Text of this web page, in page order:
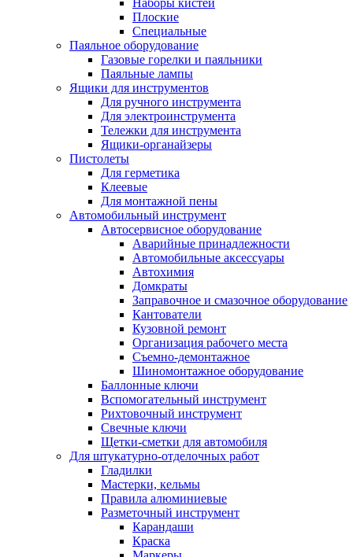
Наборы кистей
Плоские
Специальные
Паяльное оборудование
Газовые горелки и паяльники
Паяльные лампы
Ящики для инструментов
Для ручного инструмента
Для электроинструмента
Тележки для инструмента
Ящики-органайзеры
Пистолеты
Для герметика
Клеевые
Для монтажной пены
Автомобильный инструмент
Автосервисное оборудование
Аварийные принадлежности
Автомобильные аксессуары
Автохимия
Домкраты
Заправочное и смазочное оборудование
Кантователи
Кузовной ремонт
Организация рабочего места
Съемно-демонтажное
Шиномонтажное оборудование
Баллонные ключи
Вспомогательный инструмент
Рихтовочный инструмент
Свечные ключи
Щетки-сметки для автомобиля
Для штукатурно-отделочных работ
Гладилки
Мастерки, кельмы
Правила алюминиевые
Разметочный инструмент
Карандаши
Краска